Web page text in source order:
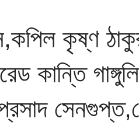
কৃষ্ণ
কান্তি